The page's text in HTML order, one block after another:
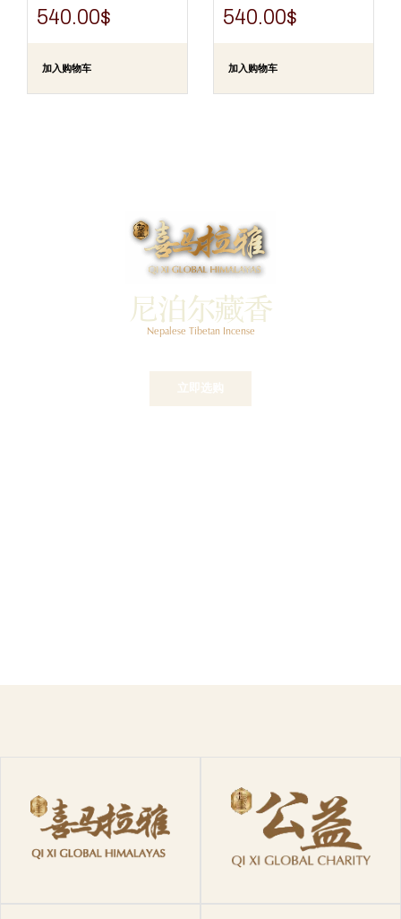
540.00$
加入购物车
540.00$
加入购物车
尼泊尔藏香
Nepalese Tibetan Incense